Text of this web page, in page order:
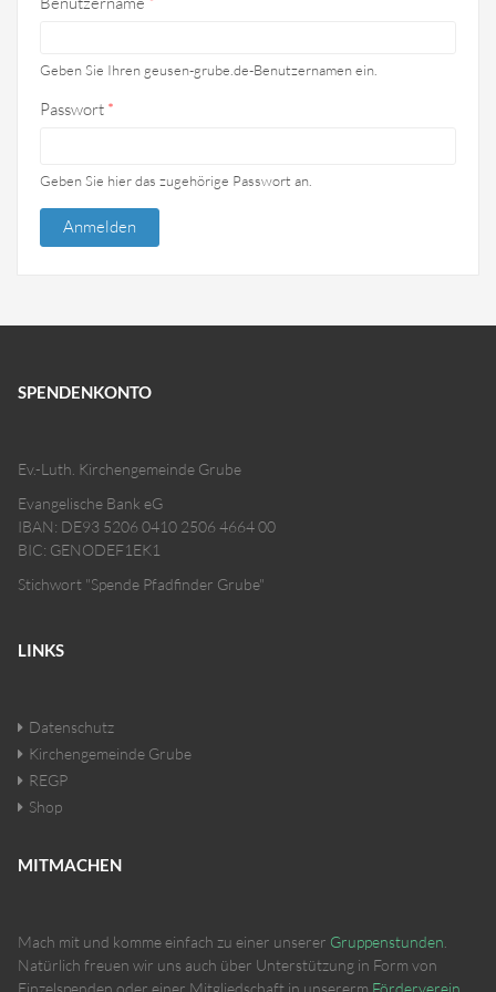
Geben Sie Ihren geusen-grube.de-Benutzernamen ein.
Passwort *
Geben Sie hier das zugehörige Passwort an.
SPENDENKONTO
Ev.-Luth. Kirchengemeinde Grube
Evangelische Bank eG
IBAN: DE93 5206 0410 2506 4664 00
BIC: GENODEF1EK1
Stichwort "Spende Pfadfinder Grube"
LINKS
Datenschutz
Kirchengemeinde Grube
REGP
Shop
MITMACHEN
Mach mit und komme einfach zu einer unserer Gruppenstunden
Natürlich freuen wir uns auch über Unterstützung in Form von
Einzelspenden oder einer Mitgliedschaft in unsererm Förderverein